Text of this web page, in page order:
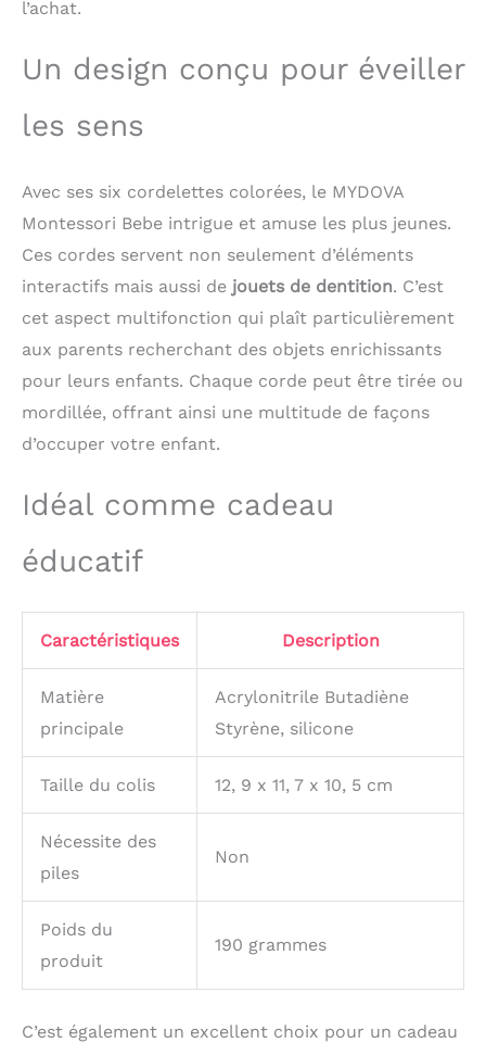
jouet à cordon est léger
quotidiens ou dans la
plaisir continu et
apaisant en
déplacement.
l’achat.
Un design conçu pour éveiller
les sens
Avec ses six cordelettes colorées, le MYDOVA
Montessori Bebe intrigue et amuse les plus jeunes.
Ces cordes servent non seulement d’éléments
interactifs mais aussi de jouets de dentition. C’est
cet aspect multifonction qui plaît particulièrement
aux parents recherchant des objets enrichissants
pour leurs enfants. Chaque corde peut être tirée ou
mordillée, offrant ainsi une multitude de façons
d’occuper votre enfant.
Idéal comme cadeau
éducatif
Caractéristiques Description
Matière
principale
Acrylonitrile Butadiène
Styrène, silicone
Taille du colis 12, 9 x 11, 7 x 10, 5 cm
Nécessite des
piles
Non
Poids du
produit
190 grammes
C’est également un excellent choix pour un cadeau